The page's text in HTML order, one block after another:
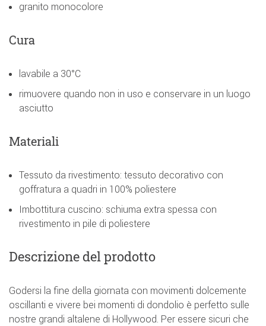
granito monocolore
Cura
lavabile a 30°C
rimuovere quando non in uso e conservare in un luogo
asciutto
Materiali
Tessuto da rivestimento: tessuto decorativo con
goffratura a quadri in 100% poliestere
Imbottitura cuscino: schiuma extra spessa con
rivestimento in pile di poliestere
Descrizione del prodotto
Godersi la fine della giornata con movimenti dolcemente
oscillanti e vivere bei momenti di dondolio è perfetto sulle
nostre grandi altalene di Hollywood. Per essere sicuri che